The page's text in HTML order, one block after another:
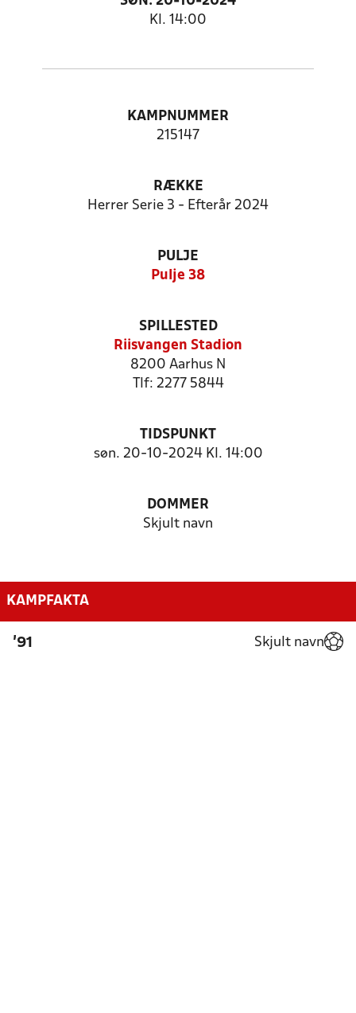
Kl. 14:00
KAMPNUMMER
215147
RÆKKE
Herrer Serie 3 - Efterår 2024
PULJE
Pulje 38
SPILLESTED
Riisvangen Stadion
8200 Aarhus N
Tlf: 2277 5844
TIDSPUNKT
søn. 20-10-2024 Kl. 14:00
DOMMER
Skjult navn
KAMPFAKTA
'91 Skjult navn